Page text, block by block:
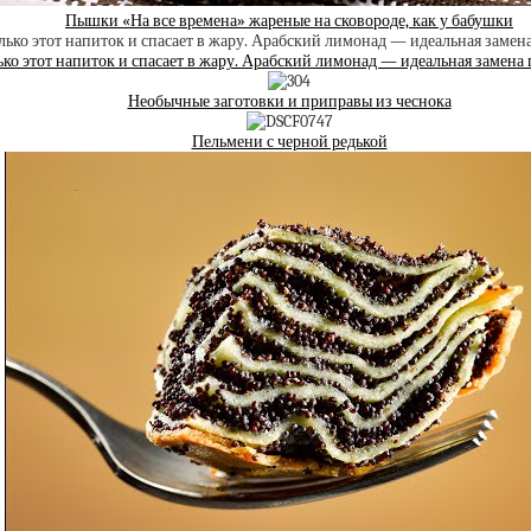
Пышки «На все времена» жареные на сковороде, как у бабушки
этот напиток и спасает в жару. Арабский лимонад — идеальная замена
Необычные заготовки и приправы из чеснока
Пельмени с черной редькой